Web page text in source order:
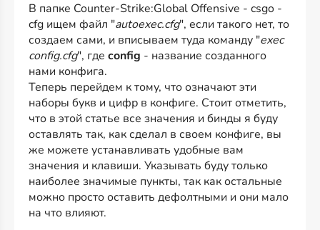
В папке Counter-Strike:Global Offensive - csgo -
cfg ищем файл "autoexec.cfg", если такого нет, то
создаем сами, и вписываем туда команду "exec
config.cfg", где config - название созданного
нами конфига.
Теперь перейдем к тому, что означают эти
наборы букв и цифр в конфиге. Стоит отметить,
что в этой статье все значения и бинды я буду
оставлять так, как сделал в своем конфиге, вы
же можете устанавливать удобные вам
значения и клавиши. Указывать буду только
наиболее значимые пункты, так как остальные
можно просто оставить дефолтными и они мало
на что влияют.